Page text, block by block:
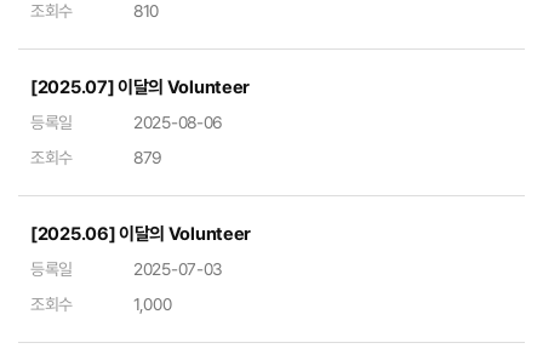
조회수
810
[2025.07] 이달의 Volunteer
등록일
2025-08-06
조회수
879
[2025.06] 이달의 Volunteer
등록일
2025-07-03
조회수
1,000